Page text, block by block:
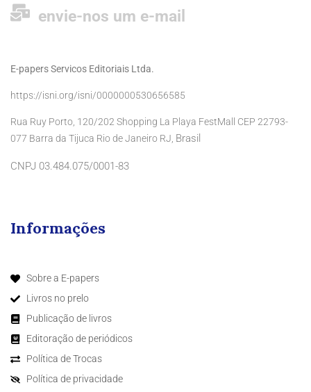
envie-nos um e-mail
E-papers Servicos Editoriais Ltda.
https://isni.org/isni/0000000530656585
Rua Ruy Porto, 120/202 Shopping La Playa FestMall CEP 22793-
077 Barra da Tijuca Rio de Janeiro RJ, Brasil
CNPJ 03.484.075/0001-83
Informações
Sobre a E-papers
Livros no prelo
Publicação de livros
Editoração de periódicos
Política de Trocas
Política de privacidade